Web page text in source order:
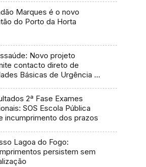
Marques é o novo
do Porto da Horta
Novo projeto
contacto direto de
Básicas de Urgência e
2ª Fase Exames
SOS Escola Pública
incumprimento dos prazos
Lagoa do Fogo:
persistem sem